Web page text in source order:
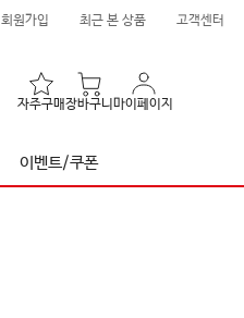
회원가입 최근 본 상품 고객센터
자주구매장바구니 마이페이지
이벤트/쿠폰